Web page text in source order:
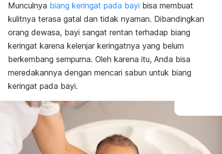
Munculnya biang keringat pada bayi bisa membuat
kulitnya terasa gatal dan tidak nyaman. Dibandingkan
orang dewasa, bayi sangat rentan terhadap biang
keringat karena kelenjar keringatnya yang belum
berkembang sempurna. Oleh karena itu, Anda bisa
meredakannya dengan mencari sabun untuk biang
keringat pada bayi.